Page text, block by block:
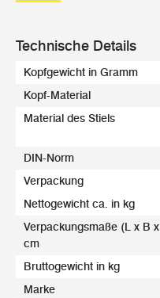
Technische Details
Kopfgewicht in Gramm
Kopf-Material
Material des Stiels
DIN-Norm
Verpackung
Nettogewicht ca. in kg
Verpackungsmaße (L x B
cm
Bruttogewicht in kg
Marke